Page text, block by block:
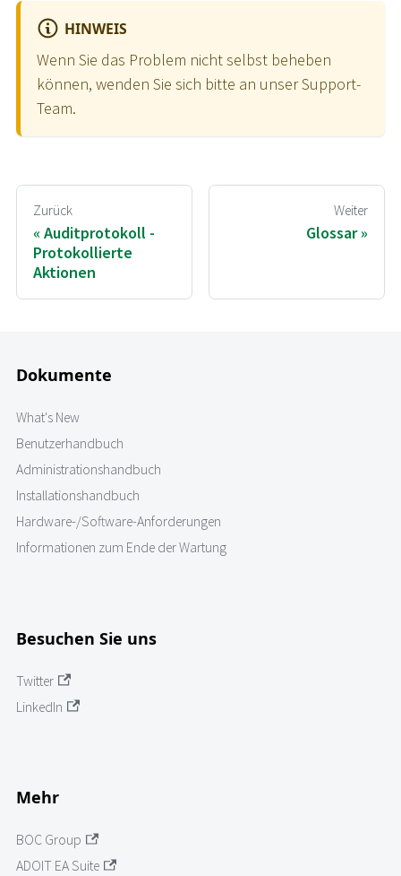
HINWEIS
Wenn Sie das Problem nicht selbst beheben
können, wenden Sie sich bitte an unser Support-
Team.
Zurück
Auditprotokoll -
Protokollierte
Aktionen
Weiter
Glossar
Dokumente
What's New
Benutzerhandbuch
Administrationshandbuch
Installationshandbuch
Hardware-/Software-Anforderungen
Informationen zum Ende der Wartung
Besuchen Sie uns
Twitter
LinkedIn
Mehr
BOC Group
ADOIT EA Suite